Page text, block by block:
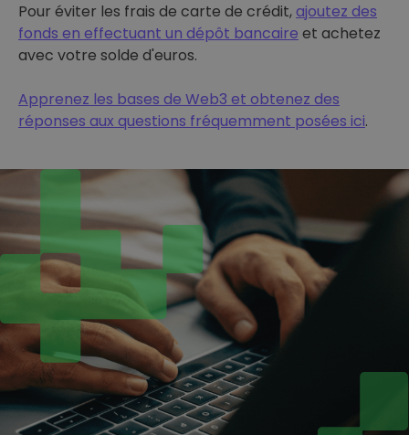
Pour éviter les frais de carte de crédit,ajoutez des
fonds en effectuant un dépôt bancaire et achetez
avec votre solde d'euros.
Apprenez les bases de Web3 et obtenez des
réponses aux questions fréquemment posées ici.